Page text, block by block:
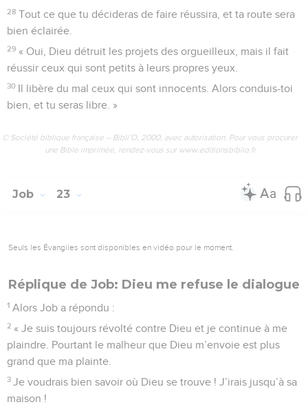
28 Tout ce que tu décideras de faire réussira, et ta route sera
bien éclairée.
29 « Oui, Dieu détruit les projets des orgueilleux, mais il fait
réussir ceux qui sont petits à leurs propres yeux.
30 Il libère du mal ceux qui sont innocents. Alors conduis-toi
bien, et tu seras libre. »
© Société biblique française – Bibli’O, 2000, avec autorisation. Pour vous procurer
une Bible imprimée, rendez-vous sur www.editionsbiblio.fr
Job 23
Seuls les Évangiles sont disponibles en vidéo pour le moment.
Réplique de Job: Dieu me refuse le dialogue
1 Alors Job a répondu :
2 « Je suis toujours révolté contre Dieu et je continue à me
plaindre. Pourtant le malheur que Dieu m’envoie est plus
grand que ma plainte.
3 Je voudrais bien savoir où Dieu se trouve ! J’irais jusqu’à sa
maison !